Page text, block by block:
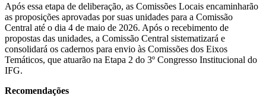
Após essa etapa de deliberação, as Comissões Locais encaminharão
as proposições aprovadas por suas unidades para a Comissão
Central até o dia 4 de maio de 2026. Após o recebimento de
propostas das unidades, a Comissão Central sistematizará e
consolidará os cadernos para envio às Comissões dos Eixos
Temáticos, que atuarão na Etapa 2 do 3º Congresso Institucional do
IFG.
Recomendações